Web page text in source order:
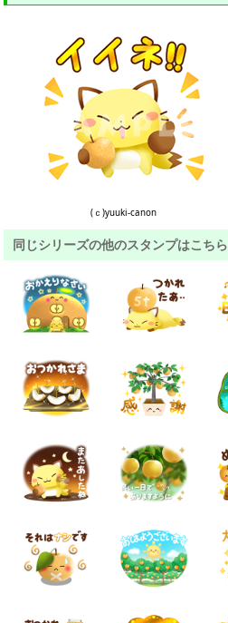
(ｃ)yuuki-canon
同じシリーズの他のスタンプはこちら